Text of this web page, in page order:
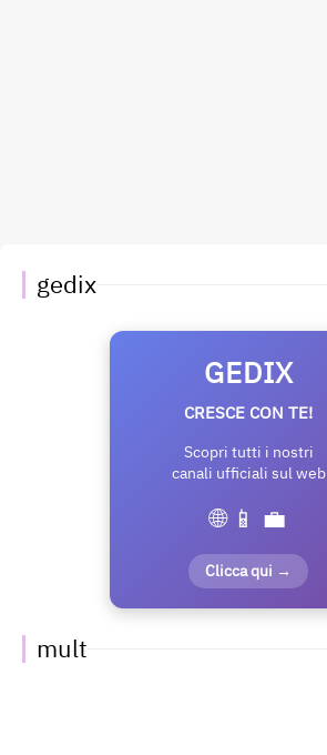
gedix
GEDIX
CRESCE CON TE!
Scopri tutti i nostri
canali ufficiali sul web
🌐 📱 💼
Clicca qui →
mult